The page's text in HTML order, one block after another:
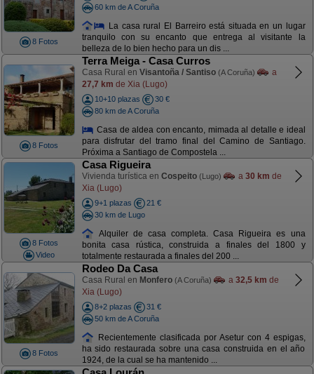
8 Fotos
60 km de A Coruña
La casa rural El Barreiro está situada en un lugar
tranquilo con su encanto que entrega al visitante la
belleza de lo bien hecho para un dis ...
8 Fotos
Terra Meiga - Casa Curros
Casa Rural en Visantoña / Santiso (A Coruña)
a
27,7 km de Xia (Lugo)
10+10 plazas
30 €
80 km de A Coruña
Casa de aldea con encanto, mimada al detalle e ideal
para disfrutar del tramo final del Camino de Santiago.
Próxima a Santiago de Compostela ...
8 Fotos
Video
Casa Rigueira
Vivienda turística en Cospeito (Lugo) a 30 km de
Xia (Lugo)
9+1 plazas
21 €
30 km de Lugo
Alquiler de casa completa. Casa Rigueira es una
bonita casa rústica, construida a finales del 1800 y
totalmente restaurada a finales del 200 ...
8 Fotos
Rodeo Da Casa
Casa Rural en Monfero (A Coruña) a 32,5 km de
Xia (Lugo)
8+2 plazas
31 €
50 km de A Coruña
Recientemente clasificada por Asetur con 4 espigas,
ha sido restaurada sobre una casa construida en el año
1924, de la cual se ha mantenido ...